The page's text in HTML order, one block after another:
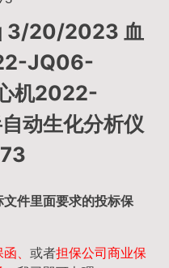
3/20/2023 血
JQ06-
机2022-
动生化分析仪
文件里面要求的投标保
、 或者担保公司商业保